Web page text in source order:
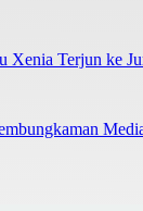
Xenia Terjun ke